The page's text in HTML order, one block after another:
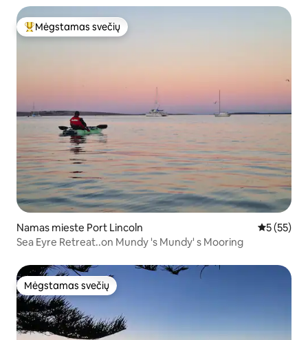
Svečių mėgstamiausias
Mėgstamas svečių
Namas mieste Port Lincoln Vidutinis
5 (55)
Sea Eyre Retreat..on Mundy 's Mundy' s Mooring
Mėgstamas svečių
Mėgstamas svečių